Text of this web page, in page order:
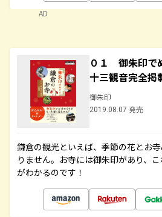
AD
０１ 御朱印で
十三観音完全
御朱印
2019.08.07 発売
鎌倉の観光といえば、季節の花とお
りません。お寺には御朱印があり、
がわかるのです！